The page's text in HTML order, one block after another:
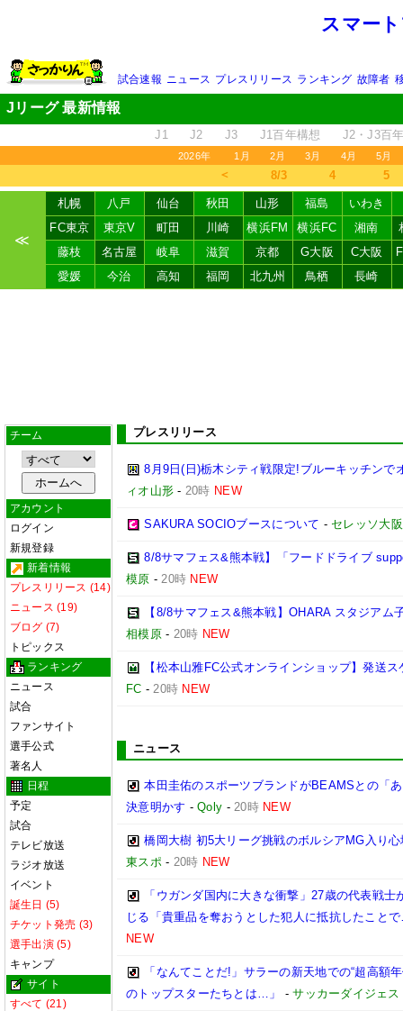
スマー
試合速報 ニュース プレスリリース ランキング 故障者
Jリーグ 最新情報
J1 J2 J3 J1百年構想 J2・J3百
2026年 1月 2月 3月 4月 5月
＜ 8/3 4 5
≪
札幌 八戸 仙台 秋田 山形 福島
いわき
FC東京
東京V 町田 川崎 横浜FM 横浜FC 湘南
藤枝
名古屋 岐阜 滋賀 京都 G大阪 C大阪
愛媛
今治 高知 福岡 北九州 鳥栖 長崎
チーム
アカウント
ログイン
新規登録
新着情報
プレスリリース (14)
ニュース (19)
ブログ (7)
トピックス
ランキング
ニュース
試合
ファンサイト
選手公式
著名人
日程
予定
試合
テレビ放送
ラジオ放送
イベント
誕生日 (5)
チケット発売 (3)
選手出演 (5)
キャンプ
サイト
すべて (21)
プレスリリース
8月9日(日)栃木シティ戦限定!ブルーキッチンで
ィオ山形 - 20時 NEW
SAKURA SOCIOブースについて - セレッソ大阪
8/8サマフェス&熊本戦】「フードドライブ
模原 -20時 NEW
【8/8サマフェス&熊本戦】OHARA スタジア
相模原- 20時 NEW
【松本山雅FC公式オンラインショップ】発送
FC -20時 NEW
ニュース
本田圭佑のスポーツブランドがBEAMSとの「
決意明かす -Qoly -20時 NEW
橋岡大樹 初5大リーグ挑戦のボルシアMG入り
東スポ- 20時 NEW
「ウガンダ国内に大きな衝撃」27歳の代表戦
じる「貴重品を奪おうとした犯人に抵抗したこと
NEW
「なんてことだ!」サラーの新天地での“超高額
のトップスターたちとは…」
-サッカーダイジェ